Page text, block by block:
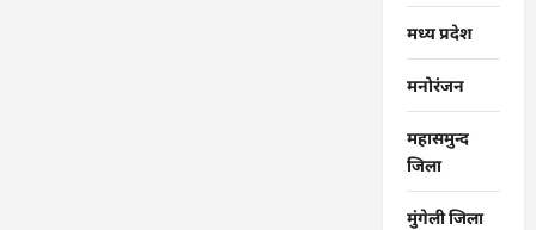
मध्य प्रदेश
मनोरंजन
महासमुन्द
जिला
मुंगेली जिला